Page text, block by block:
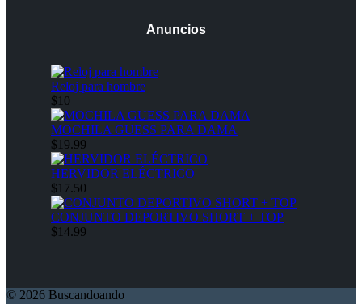
Anuncios
Reloj para hombre
$10
MOCHILA GUESS PARA DAMA
$19.99
HERVIDOR ELÉCTRICO
$17.50
CONJUNTO DEPORTIVO SHORT + TOP
$14.99
© 2026 Buscandoando